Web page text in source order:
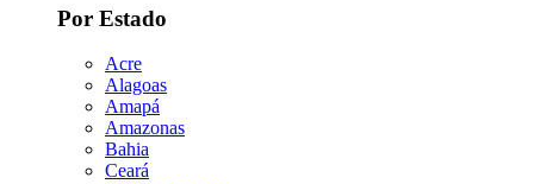
Por Estado
Acre
Alagoas
Amapá
Amazonas
Bahia
Ceará